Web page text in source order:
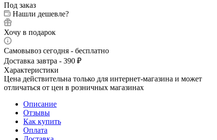
Под заказ
Нашли дешевле?
Хочу в подарок
Самовывоз сегодня - бесплатно
Доставка завтра - 390 ₽
Характеристики
Цена действительна только для интернет-магазина и может
отличаться от цен в розничных магазинах
Описание
Отзывы
Как купить
Оплата